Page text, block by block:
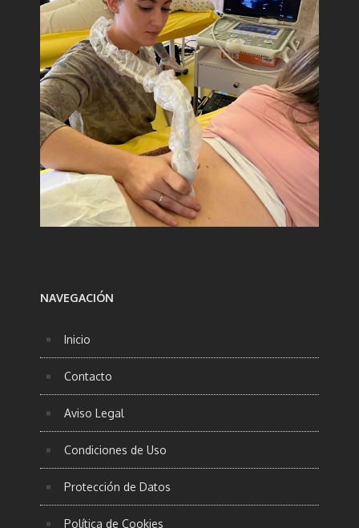
NAVEGACIÓN
Inicio
Contacto
Aviso Legal
Condiciones de Uso
Protección de Datos
Política de Cookies